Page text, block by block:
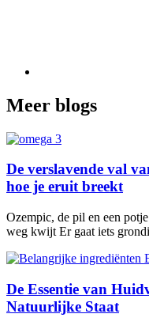
Meer blogs
De verslavende val
hoe je eruit breekt
Ozempic, de pil en een
weg kwijt Er gaat iets
De Essentie van
Natuurlijke Staat